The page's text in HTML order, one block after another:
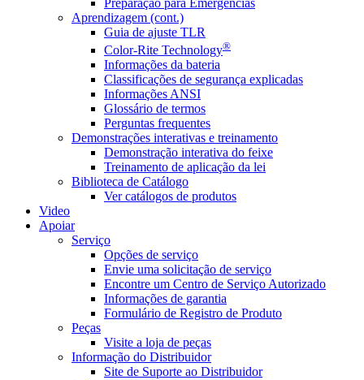
Preparação para Emergências
Aprendizagem (cont.)
Guia de ajuste TLR
Color-Rite Technology®
Informações da bateria
Classificações de segurança explicadas
Informações ANSI
Glossário de termos
Perguntas frequentes
Demonstrações interativas e treinamento
Demonstração interativa do feixe
Treinamento de aplicação da lei
Biblioteca de Catálogo
Ver catálogos de produtos
Video
Apoiar
Serviço
Opções de serviço
Envie uma solicitação de serviço
Encontre um Centro de Serviço Autorizado
Informações de garantia
Formulário de Registro de Produto
Peças
Visite a loja de peças
Informação do Distribuidor
Site de Suporte ao Distribuidor